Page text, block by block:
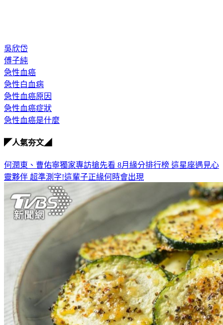
吳欣岱
傅子純
急性血癌
急性白血病
急性血癌原因
急性血癌症狀
急性血癌是什麼
◤人氣夯文◢
何潤東、曹佑寧獨家專訪搶先看 8月緣分排行榜 這星座遇見心
靈夥伴 超準測字!這輩子正緣何時會出現